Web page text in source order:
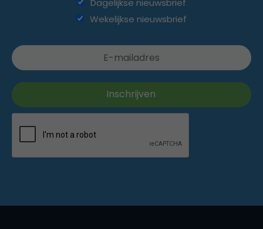
Dagelijkse nieuwsbrief
Wekelijkse nieuwsbrief